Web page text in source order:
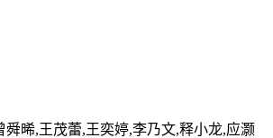
舜晞,王茂蕾,王奕婷,李乃文,释小龙,应灏